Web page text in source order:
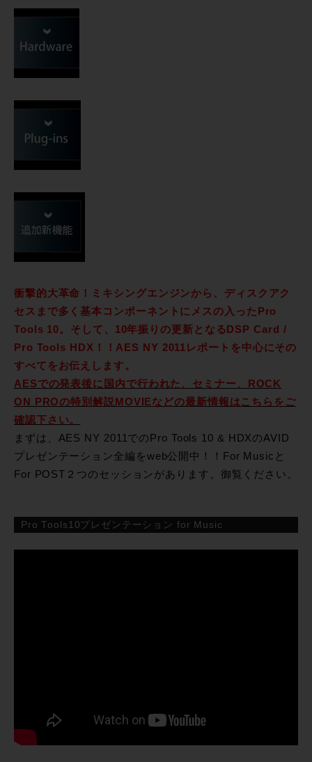
衝撃的大革命！ミキシングエンジンから、ディスクアク
セスまで多く基本コンポーネントにメスの入ったPro
Tools 10。そして、10年振りの更新となるDSP Card /
Pro Tools HDX！！AES NY 2011レポートを中心にその
すべてをお伝えします。
AESでの発表後に国内で行われた、セミナー、ROCK
ON PROの特別解説MOVIEなどの最新情報はこちらをご
確認下さい。
まずは、AES NY 2011でのPro Tools 10 & HDXのAVID
プレゼンテーション全編をweb公開中！！For Musicと
For POST２つのセッションがあります。御覧ください。
Pro Tools10プレゼンテーション for Music